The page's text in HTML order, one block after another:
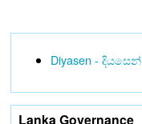
Diyasen - දියසෙන්
Lanka Governance